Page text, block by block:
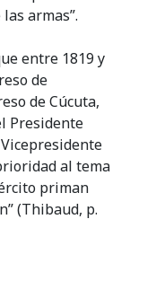
armas”.
entre 1819 y
de
de Cúcuta,
Presidente
al tema
priman
(Thibaud, p.